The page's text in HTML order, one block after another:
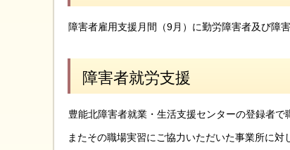
障害者雇用支援月間（9月）に勤労障害者及び障
障害者就労支援
豊能北障害者就業・生活支援センターの登録者
またその職場実習にご協力いただいた事業所に